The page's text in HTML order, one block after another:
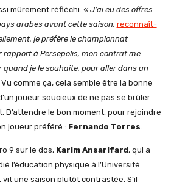
mûrement réfléchi. « J’ai eu des offres
arabes avant cette saison, reconnaît-
je préfère le championnat
rapport à Persepolis, mon contrat me
je le souhaite, pour aller dans un
Vu comme ça, cela semble être la bonne
joueur soucieux de ne pas se brûler
D’attendre le bon moment, pour rejoindre
joueur préféré : Fernando Torres
9 sur le dos, Karim Ansarifard, qui a
l’éducation physique à l’Université
vit une saison plutôt contrastée. S’il